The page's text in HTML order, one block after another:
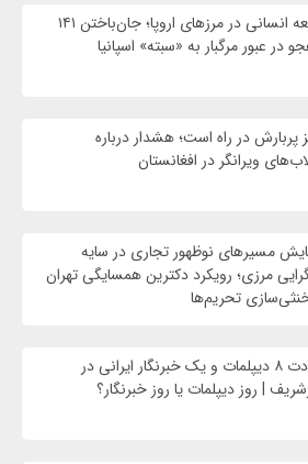
فاجعه انسانی در مرزهای اروپا؛ جان‌باختن ۱۴۱
در عبور مرگبار به «سبته» اسپانیا
پربارش در راه است؛ هشدار درباره
ویرانگر در افغانستان
مسیرهای نوظهور تجاری در سایه
مرزی؛ رویکرد دکترین همسایگی تهران
تحریم‌ها
شهادت ۸ دیپلمات و یک خبرنگار ایرانی در
| روز دیپلمات یا روز خبرنگار؟